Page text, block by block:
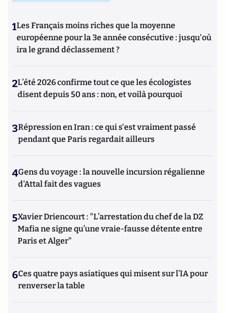
1Les Français moins riches que la moyenne
européenne pour la 3e année consécutive : jusqu'où
ira le grand déclassement ?
2L’été 2026 confirme tout ce que les écologistes
disent depuis 50 ans : non, et voilà pourquoi
3Répression en Iran : ce qui s'est vraiment passé
pendant que Paris regardait ailleurs
4Gens du voyage : la nouvelle incursion régalienne
d'Attal fait des vagues
5Xavier Driencourt : "L’arrestation du chef de la DZ
Mafia ne signe qu’une vraie-fausse détente entre
Paris et Alger"
6Ces quatre pays asiatiques qui misent sur l’IA pour
renverser la table